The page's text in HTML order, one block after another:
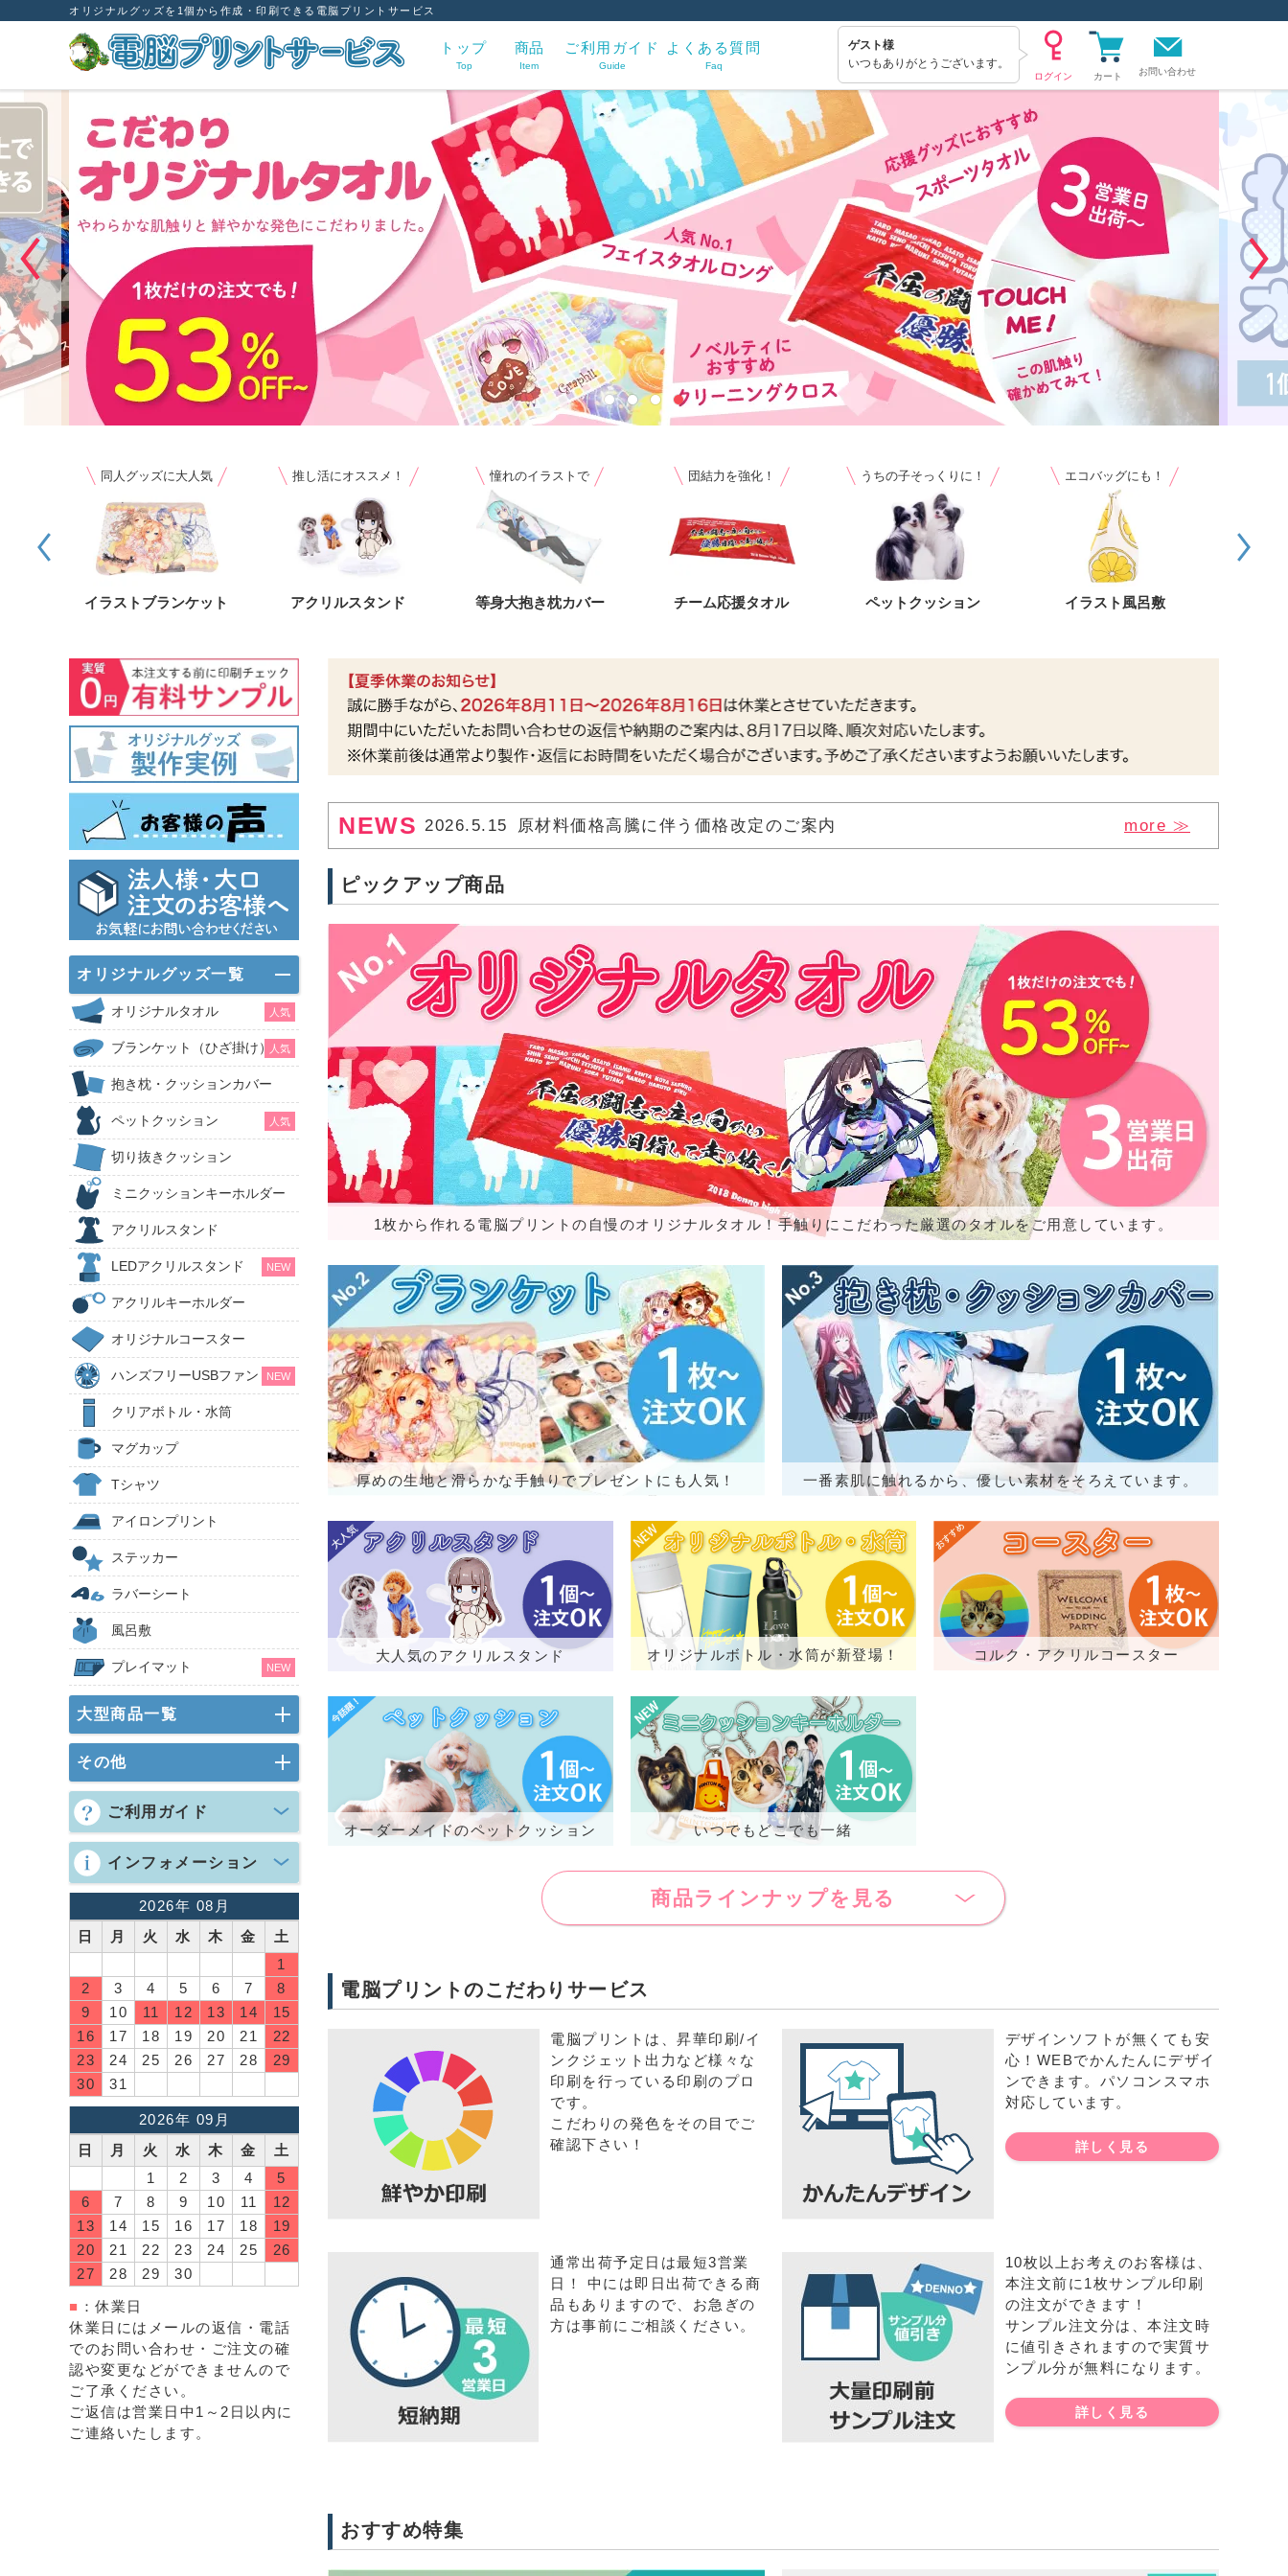
オリジナルグッズを1個から作成・印刷できる電脳プリントサービス
トップ
Top
商品
Item
ご利用ガイド
Guide
よくある質問
Faq
お問い合わせ
ゲスト様
いつもありがとうございます。
同人グッズに大人気
イラストブランケット
推し活にオススメ！
アクリルスタンド
憧れのイラストで
等身大抱き枕カバー
団結力を強化！
チーム応援タオル
うちの子そっくりに！
ペットクッション
エコバッグにも！
イラスト風呂敷
NEWS 2026.5.15 原材料価格高騰に伴う価格改定のご案内 more ≫
ピックアップ商品
1枚から作れる電脳プリントの自慢のオリジナルタオル！手触りにこだわった厳選のタオルをご用意しています。
厚めの生地と滑らかな手触りでプレゼントにも人気！ 一番素肌に触れるから、優しい素材をそろえています。
大人気のアクリルスタンド オリジナルボトル・水筒が新登場！ コルク・アクリルコースター
オーダーメイドのペットクッション いつでもどこでも一緒
商品ラインナップを見る
電脳プリントのこだわりサービス
電脳プリントは、昇華印刷/イ
ンクジェット出力など様々な
印刷を行っている印刷のプロ
です。
こだわりの発色をその目でご
確認下さい！
デザインソフトが無くても安
心！WEBでかんたんにデザイ
ンできます。パソコンスマホ
対応しています。
詳しく見る
通常出荷予定日は最短3営業
日！ 中には即日出荷できる商
品もありますので、お急ぎの
方は事前にご相談ください。
10枚以上お考えのお客様は、
本注文前に1枚サンプル印刷
の注文ができます！
サンプル注文分は、本注文時
に値引きされますので実質サ
ンプル分が無料になります。
詳しく見る
おすすめ特集
オリジナルグッズ一覧
オリジナルタオル 人気
ブランケット（ひざ掛け） 人気
抱き枕・クッションカバー
ペットクッション 人気
切り抜きクッション
ミニクッションキーホルダー
アクリルスタンド
LEDアクリルスタンド NEW
アクリルキーホルダー
オリジナルコースター
ハンズフリーUSBファン NEW
クリアボトル・水筒
マグカップ
Tシャツ
アイロンプリント
ステッカー
ラバーシート
風呂敷
プレイマット NEW
大型商品一覧
その他
ご利用ガイド
インフォメーション
2026年 08月
日
月 火 水 木 金
土
1
2
3 4 5 6 7
8
9
10 11 12 13 14
15
16
17 18 19 20 21
22
23
24 25 26 27 28
29
30
31
2026年 09月
日
月 火 水 木 金
土
1
2 3 4
5
6
7 8 9 10 11
12
13
14 15 16 17 18
19
20
21 22 23 24 25
26
27
28 29
30
■ ：休業日
休業日にはメールの返信・電話
でのお問い合わせ・ご注文の確
認や変更などができませんので
ご了承ください。
ご返信は営業日中1～2日以内に
ご連絡いたします。